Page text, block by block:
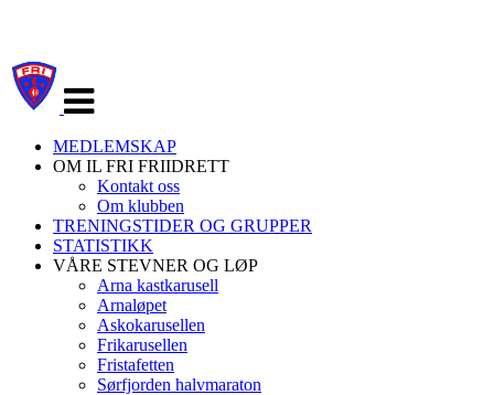
navigasjon
MEDLEMSKAP
OM IL FRI FRIIDRETT
Kontakt oss
Om klubben
TRENINGSTIDER OG GRUPPER
STATISTIKK
VÅRE STEVNER OG LØP
Arna kastkarusell
Arnaløpet
Askokarusellen
Frikarusellen
Fristafetten
Sørfjorden halvmaraton